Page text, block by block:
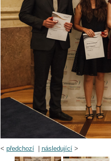
< předchozí| následující>